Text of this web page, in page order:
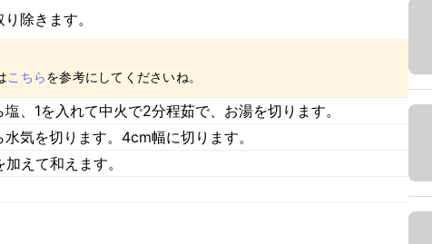
除きます。
こちらを参考にしてくださいね。
、1を入れて中火で2分程茹で、お湯を切ります。
気を切ります。4cm幅に切ります。
えて和えます。